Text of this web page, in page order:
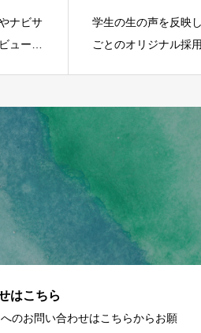
ナビサ
ューす
学生の生の声を反映
ごとのオリジナル採
はこちら
のお問い合わせはこちらからお願